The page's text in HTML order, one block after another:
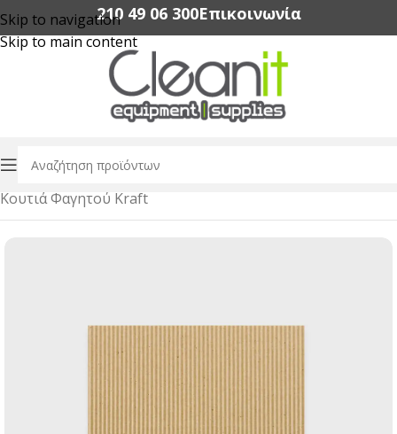
Skip to navigation
Skip to main content
210 49 06 300‬Επικοινωνία
Αρχική σελίδα/Συσκευασία Τροφίμων
Κουτιά Φαγητού Kraft